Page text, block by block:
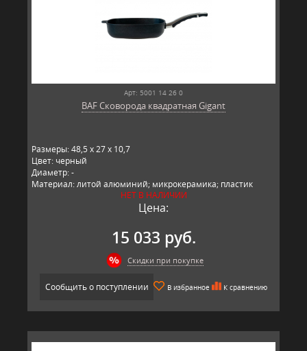
Арт: 5001 14 26 0
BAF Сковорода квадратная Gigant
Размеры: 48,5 x 27 x 10,7
Цвет: черный
Диаметр: -
Материал: литой алюминий; микрокерамика; пластик
Производитель: BAF, Германия
НЕТ В НАЛИЧИИ
Цена:
15 033 руб.
Скидки при покупке
Сообщить о поступлении В избранное К сравнению